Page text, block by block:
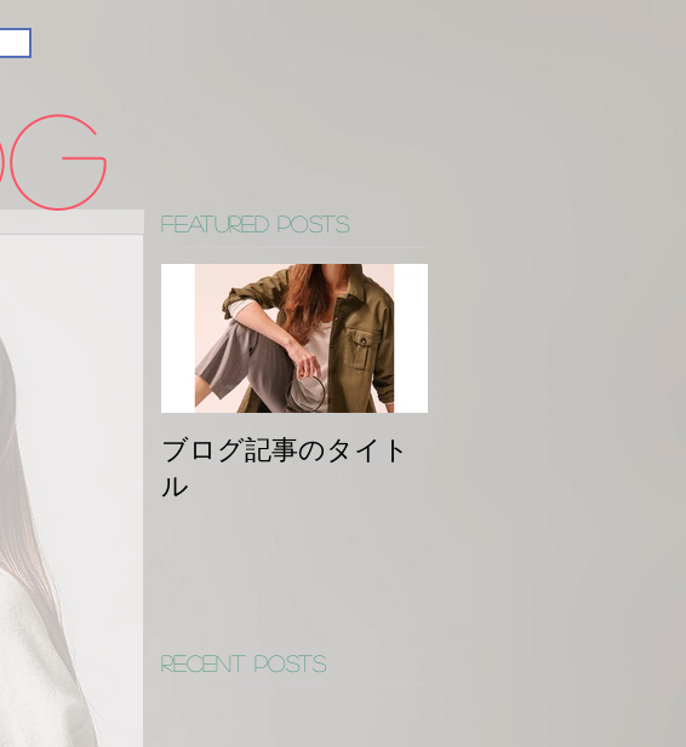
Featured Posts
ブログ記事のタイト
ル
Recent Posts